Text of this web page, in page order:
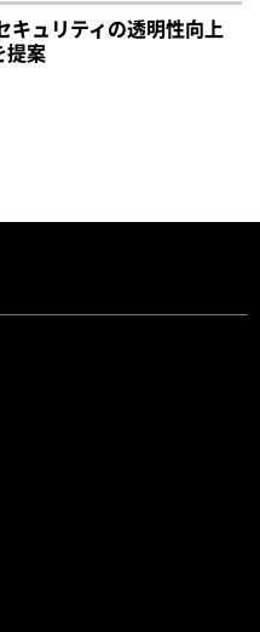
キュリティの透明性向上
提案